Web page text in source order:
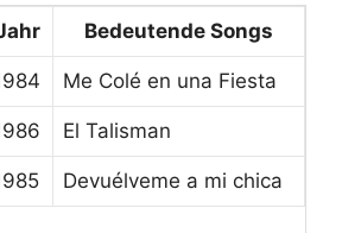
Bedeutende Songs
Me Colé en una Fiesta
El Talisman
Devuélveme a mi chica